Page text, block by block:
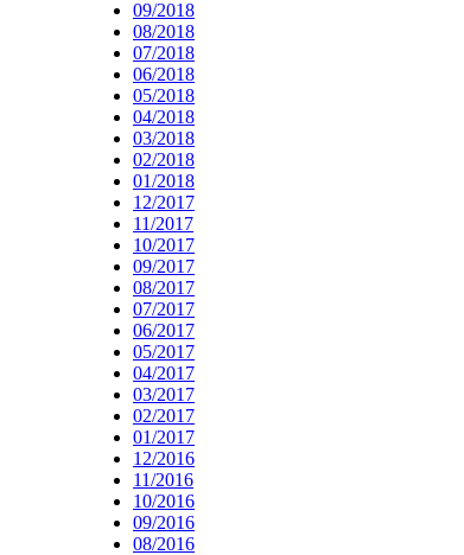
09/2018
08/2018
07/2018
06/2018
05/2018
04/2018
03/2018
02/2018
01/2018
12/2017
11/2017
10/2017
09/2017
08/2017
07/2017
06/2017
05/2017
04/2017
03/2017
02/2017
01/2017
12/2016
11/2016
10/2016
09/2016
08/2016